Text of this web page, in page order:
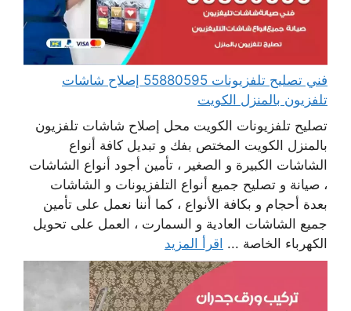
فني تصليح تلفزيونات 55880595 إصلاح شاشات
تلفزيون بالمنزل الكويت
تصليح تلفزيونات الكويت محل إصلاح شاشات تلفزيون
بالمنزل الكويت المختص بفك و تبديل كافة أنواع
الشاشات الكبيرة و الصغير ، تأمين أجود أنواع الشاشات
، صيانة و تصليح جميع أنواع التلفزيونات و الشاشات
بعدة أحجام و بكافة الأنواع ، كما أننا نعمل على تأمين
جميع الشاشات العادية و السمارت ، العمل على تحويل
الكهرباء الخاصة ... اقرأ المزيد